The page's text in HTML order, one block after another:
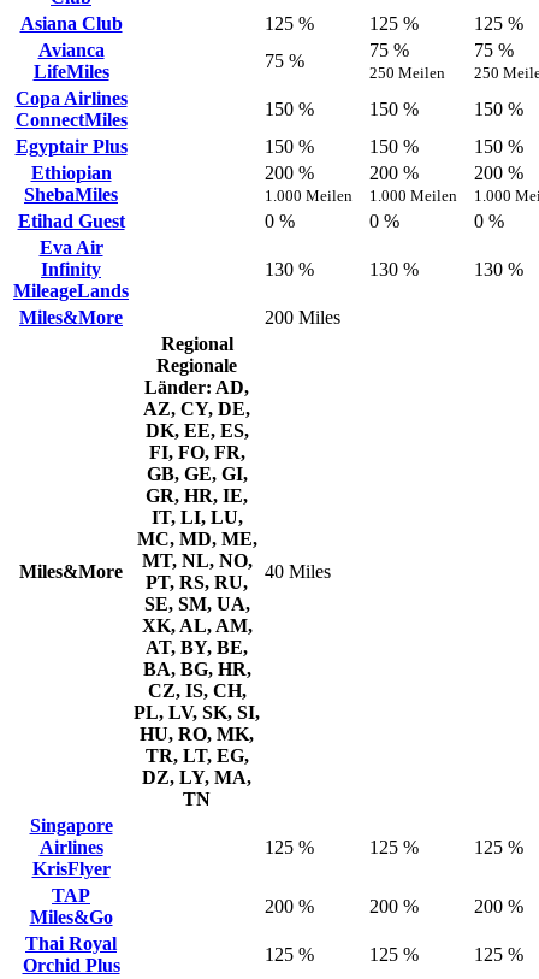
Asiana Club
125 % 125 %
125 %
Avianca
LifeMiles
75 %
75 %
250 Meilen
75 %
250
Copa Airlines
ConnectMiles
150 % 150 %
150 %
Egyptair Plus
150 % 150 %
150 %
Ethiopian
ShebaMiles
200 %
1.000 Meilen
200 %
1.000 Meilen
200 %
1.000
Etihad Guest 0 % 0 %
0 %
Eva Air
Infinity
MileageLands
130 % 130 % 130 %
Miles&More 200 Miles
Miles&More
Regional
Regionale
Länder: AD,
AZ, CY, DE,
DK, EE, ES,
FI, FO, FR,
GB, GE, GI,
GR, HR, IE,
IT, LI, LU,
MC, MD, ME,
MT, NL, NO,
PT, RS, RU,
SE, SM, UA,
XK, AL, AM,
AT, BY, BE,
BA, BG, HR,
CZ, IS, CH,
PL, LV, SK, SI,
HU, RO, MK,
TR, LT, EG,
DZ, LY, MA,
TN
40 Miles
Singapore
Airlines
KrisFlyer
125 % 125 % 125 %
TAP
Miles&Go
200 % 200 %
200 %
Thai Royal
Orchid Plus
125 % 125 %
125 %